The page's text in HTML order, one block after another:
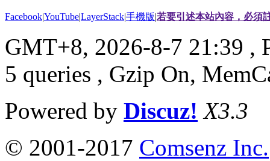
Facebook|YouTube|LayerStack|手機版|若要引述本站內容，必須
GMT+8, 2026-8-7 21:39 ,
5 queries , Gzip On,
Powered by Discuz! X3.3
© 2001-2017 Comsenz Inc.